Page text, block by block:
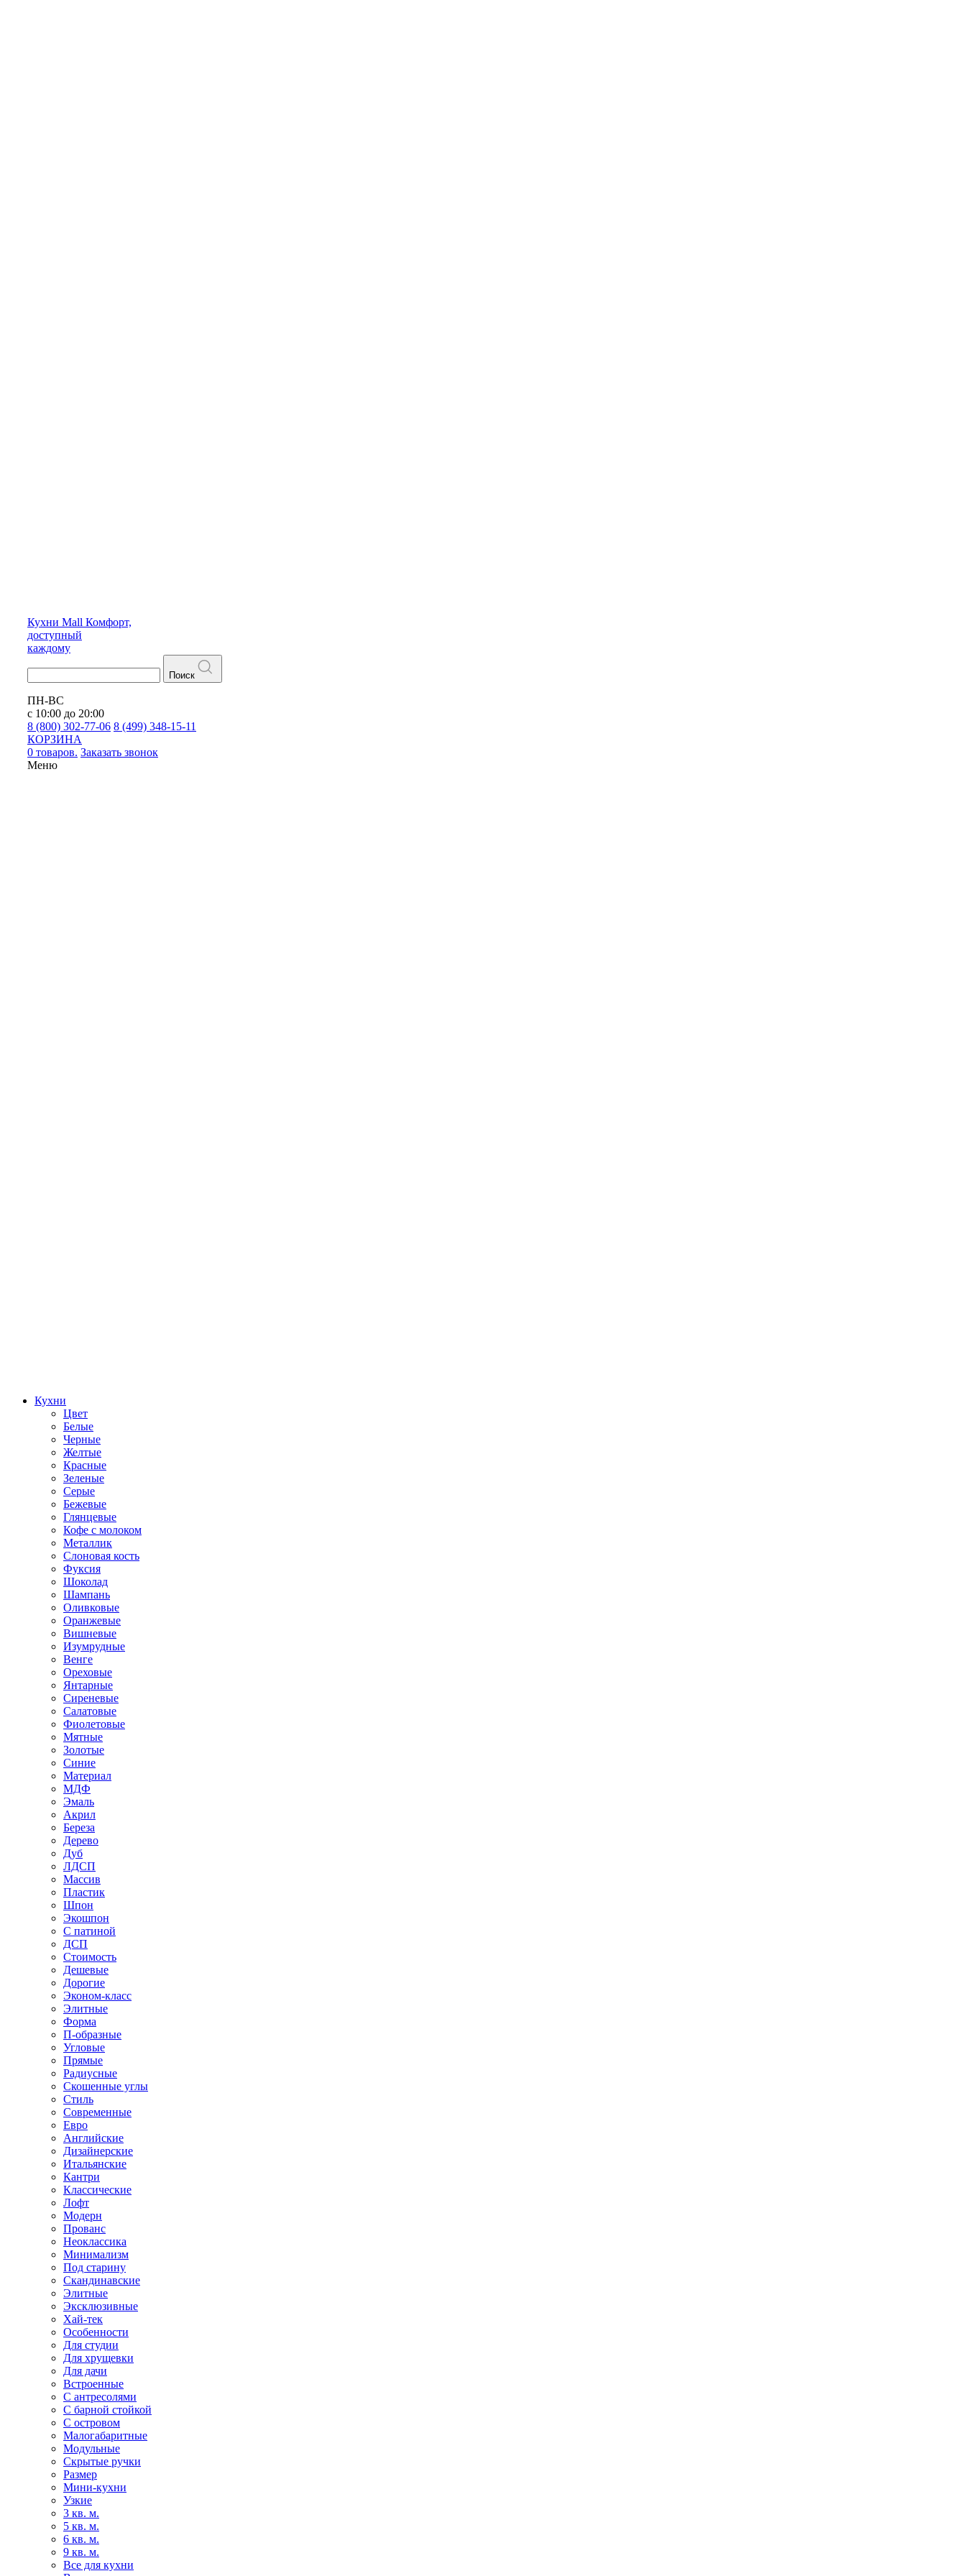
Кухни Mall Комфорт,
доступный
каждому
Поиск
ПН-ВС
с 10:00 до 20:00
8 (800) 302-77-06 8 (499) 348-15-11
КОРЗИНА
0 товаров. Заказать звонок
Меню
Кухни
Цвет
Белые
Черные
Желтые
Красные
Зеленые
Серые
Бежевые
Глянцевые
Кофе с молоком
Металлик
Слоновая кость
Фуксия
Шоколад
Шампань
Оливковые
Оранжевые
Вишневые
Изумрудные
Венге
Ореховые
Янтарные
Сиреневые
Салатовые
Фиолетовые
Мятные
Золотые
Синие
Материал
МДФ
Эмаль
Акрил
Береза
Дерево
Дуб
ЛДСП
Массив
Пластик
Шпон
Экошпон
С патиной
ДСП
Стоимость
Дешевые
Дорогие
Эконом-класс
Элитные
Форма
П-образные
Угловые
Прямые
Радиусные
Скошенные углы
Стиль
Современные
Евро
Английские
Дизайнерские
Итальянские
Кантри
Классические
Лофт
Модерн
Прованс
Неоклассика
Минимализм
Под старину
Скандинавские
Элитные
Эксклюзивные
Хай-тек
Особенности
Для студии
Для хрущевки
Для дачи
Встроенные
С антресолями
С барной стойкой
С островом
Малогабаритные
Модульные
Скрытые ручки
Размер
Мини-кухни
Узкие
3 кв. м.
5 кв. м.
6 кв. м.
9 кв. м.
Все для кухни